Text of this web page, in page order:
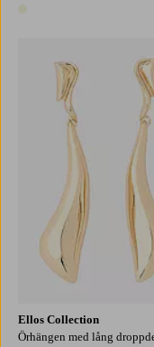
Ellos Collection
Örhängen med lång